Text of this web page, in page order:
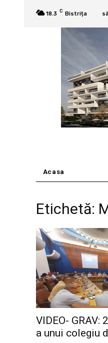
18.3 C Bistrița
Acasa
Etichetă:
VIDEO-
a unui colegiu